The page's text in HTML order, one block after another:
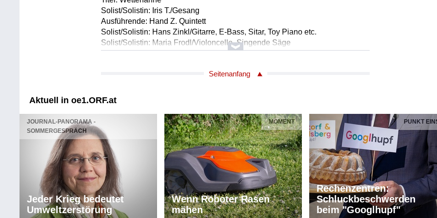
Solist/Solistin: Iris T./Gesang
Ausführende: Hand Z. Quintett
Solist/Solistin: Hans Zinkl/Gitarre, E-Bass, Sitar, Toy Piano etc.
Solist/Solistin: Maria Frodl/Violoncello, Singende Säge
Solist/Solistin: Dominik Fuss/Trompete, Flügelhorn
Solist/Solistin: Schlagzeug/Bernd Rommel
Label: iris-t@gmx.at / Hoanzl
Textdichter/Textdichterin, Textquelle: Wilhelm Müller
Komponist/Komponistin: Franz Schubert
Bearbeiter/Bearbeiterin: Hans Zinkl, Iris Träutner
Album: WINTERREISE
Titel: Der Lindenbaum
Solist/Solistin: Iris T./Gesang
Ausführende: Hand Z. Quintett
Solist/Solistin: Hans Zinkl/Gitarre, E-Bass, Sitar, Toy Piano etc.
Solist/Solistin: Maria Frodl/Violoncello, Singende Säge
Solist/Solistin: Dominik Fuss/Trompete, Flügelhorn
Seitenanfang
Aktuell in oe1.ORF.at
JOURNAL-PANORAMA -
SOMMERGESPRÄCH
Jeder Krieg bedeutet
Umweltzerstörung
MOMENT
Wenn Roboter Rasen
mähen
PUNKT
Rechenzentren:
Schluckbeschwerden
beim "Googlhupf"